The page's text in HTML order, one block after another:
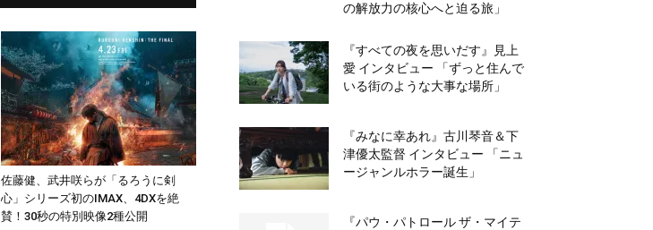
佐藤健、武井咲らが「るろうに剣
心」シリーズ初のIMAX、4DXを絶
賛！30秒の特別映像2種公開
の解放力の核心へと迫る旅」
『すべての夜を思いだす』見上
愛 インタビュー 「ずっと住んで
いる街のような大事な場所」
『みなに幸あれ』古川琴音＆下
津優太監督 インタビュー 「ニュ
ージャンルホラー誕生」
『パウ・パトロール ザ・マイテ